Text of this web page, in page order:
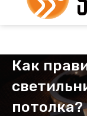
Как
потолка?